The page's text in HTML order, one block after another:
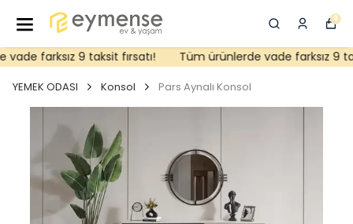
0
farksız 9 taksit fırsatı! Tüm ürünlerde vade farksız 9
YEMEK ODASI Konsol Pars Aynalı Konsol